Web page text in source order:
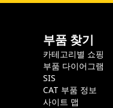
부품 찾기
카테고리별 쇼핑
부품 다이어그램
SIS
CAT 부품 정보
사이트 맵